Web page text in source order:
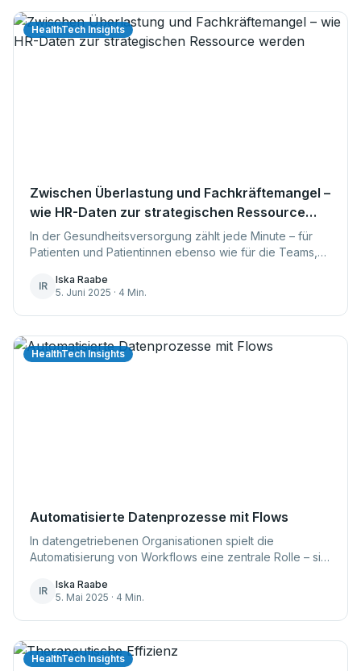
HealthTech Insights
Zwischen Überlastung und Fachkräftemangel –
wie HR-Daten zur strategischen Ressource
werden
In der Gesundheitsversorgung zählt jede Minute – für
Patienten und Patientinnen ebenso wie für die Teams,
und Personalengpässen bleibt kaum Zeit für
strategische...
IR
Iska Raabe
5. Juni 2025 · 4 Min.
HealthTech Insights
Automatisierte Datenprozesse mit Flows
In datengetriebenen Organisationen spielt die
Automatisierung von Workflows eine zentrale Rolle – sie
eine höhere Qualität. Deshalb hat cini...
IR
Iska Raabe
5. Mai 2025 · 4 Min.
HealthTech Insights